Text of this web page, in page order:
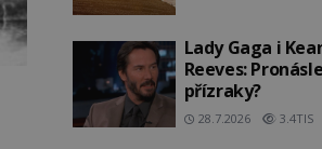
Lady Gaga i
Reeves:
přízraky?
28.7.2026 3.4TIS